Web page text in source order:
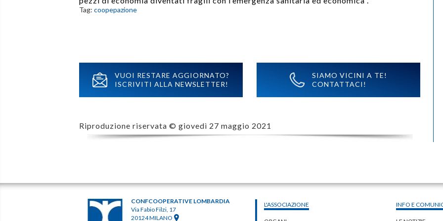
Tag: coopepazione
VUOI RESTARE AGGIORNATO?
ISCRIVITI ALLA NEWSLETTER!
SIAMO VICINI A TE!
CONTATTACI!
Riproduzione riservata © giovedì 27 maggio 2021
L'ASSOCIAZIONE INFO E
CONFCOOPERATIVE LOMBARDIA
Via Fabio Filzi, 17
20124 MILANO